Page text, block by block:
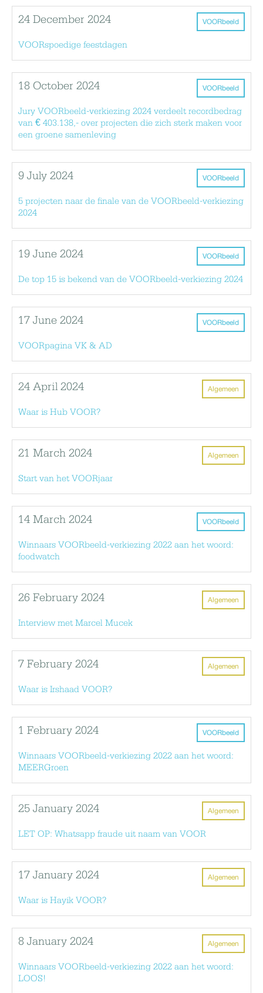
VOORbeeld
24 December 2024
VOORspoedige feestdagen
VOORbeeld
18 October 2024
Jury VOORbeeld-verkiezing 2024 verdeelt recordbedrag
van € 403.138,- over projecten die zich sterk maken voor
een groene samenleving
VOORbeeld
9 July 2024
5 projecten naar de finale van de VOORbeeld-verkiezing
2024
VOORbeeld
19 June 2024
De top 15 is bekend van de VOORbeeld-verkiezing 2024
VOORbeeld
17 June 2024
VOORpagina VK & AD
Algemeen
24 April 2024
Waar is Hub VOOR?
Algemeen
21 March 2024
Start van het VOORjaar
VOORbeeld
14 March 2024
Winnaars VOORbeeld-verkiezing 2022 aan het woord:
foodwatch
Algemeen
26 February 2024
Interview met Marcel Mucek
Algemeen
7 February 2024
Waar is Irshaad VOOR?
VOORbeeld
1 February 2024
Winnaars VOORbeeld-verkiezing 2022 aan het woord:
MEERGroen
Algemeen
25 January 2024
LET OP: Whatsapp fraude uit naam van VOOR
Algemeen
17 January 2024
Waar is Hayik VOOR?
Algemeen
8 January 2024
Winnaars VOORbeeld-verkiezing 2022 aan het woord:
LOOS!